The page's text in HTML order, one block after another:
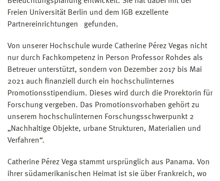
Freien Universität Berlin und dem IGB exzellente
Partnereinrichtungen gefunden.
Von unserer Hochschule wurde Catherine Pérez Vegas nicht
nur durch Fachkompetenz in Person Professor Rohdes als
Betreuer unterstützt, sondern von Dezember 2017 bis Mai
2021 auch finanziell durch ein hochschulinternes
Promotionsstipendium. Dieses wird durch die Prorektorin für
Forschung vergeben. Das Promotionsvorhaben gehört zu
unserem hochschulinternen Forschungsschwerpunkt 2
„Nachhaltige Objekte, urbane Strukturen, Materialien und
Verfahren“.
Catherine Pérez Vega stammt ursprünglich aus Panama. Von
ihrer südamerikanischen Heimat ist sie über Frankreich, wo